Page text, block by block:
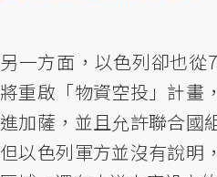
另一方面，以色列卻也從
將重啟「物資空投」計畫
進加薩，並且允許聯合國
但以色列軍方並沒有說明